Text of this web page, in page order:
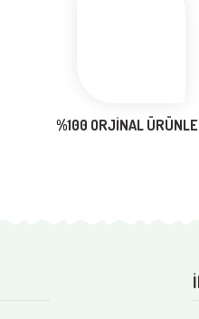
%100 ORJİNAL